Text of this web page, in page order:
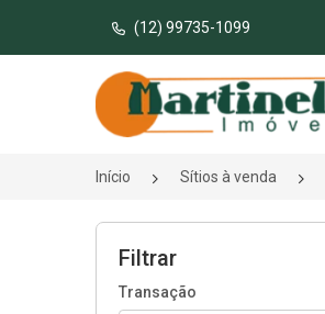
(12) 99735-1099
Página inicial
Início Sítios à venda
Filtrar
Transação